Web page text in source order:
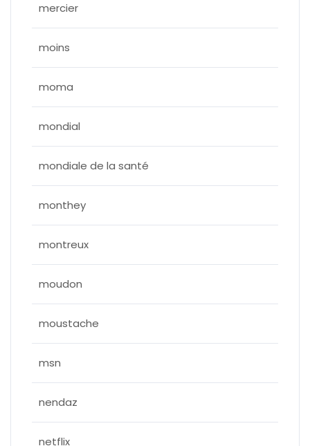
mercier
moins
moma
mondial
mondiale de la santé
monthey
montreux
moudon
moustache
msn
nendaz
netflix